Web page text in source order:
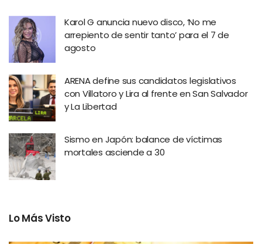
Karol G anuncia nuevo disco, ‘No me
arrepiento de sentir tanto’ para el 7 de
agosto
ARENA define sus candidatos legislativos
con Villatoro y Lira al frente en San Salvador
y La Libertad
Sismo en Japón: balance de víctimas
mortales asciende a 30
Lo Más Visto